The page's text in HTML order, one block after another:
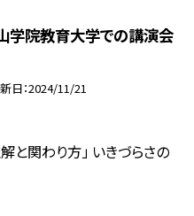
学院教育大学での講演会
日 2024/11/21
と関わり方」 いきづらさの